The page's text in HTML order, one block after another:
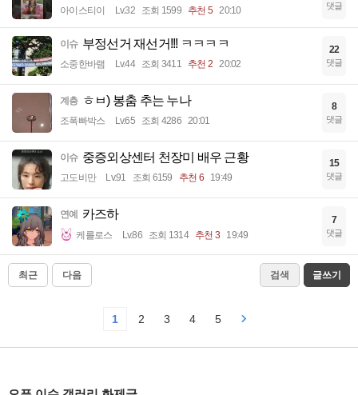
아이스티이 Lv.32 조회 1599 추천 5 20:10 댓글
이슈 부정선거 재선거!!! ㅋㅋㅋㅋ
소중한바램 Lv.44 조회 3411 추천 2 20:02
22
댓글
계층 ㅎㅂ) 봉춤 추는 누나
조폭빠박스 Lv.65 조회 4286 20:01
8
댓글
이슈 중증외상센터 천장미 배우 근황
고도비만 Lv.91 조회 6159 추천 6 19:49
15
댓글
연예 카즈하
케를로스 Lv.86 조회 1314 추천 3 19:49
7
댓글
최근 다음 검색 글쓰기
1 2 3 4 5